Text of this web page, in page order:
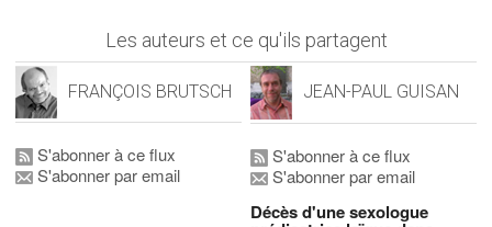
Les auteurs et ce qu'ils partagent
FRANÇOIS BRUTSCH
S'abonner à ce flux
S'abonner par email
JEAN-PAUL GUISAN
S'abonner à ce flux
S'abonner par email
Décès d'une sexologue